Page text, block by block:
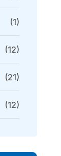
(1)
(12)
(21)
(12)